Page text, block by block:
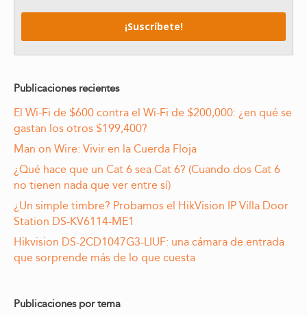
Publicaciones recientes
El Wi-Fi de $600 contra el Wi-Fi de $200,000: ¿en qué se
gastan los otros $199,400?
Man on Wire: Vivir en la Cuerda Floja
¿Qué hace que un Cat 6 sea Cat 6? (Cuando dos Cat 6
no tienen nada que ver entre sí)
¿Un simple timbre? Probamos el HikVision IP Villa Door
Station DS-KV6114-ME1
Hikvision DS-2CD1047G3-LIUF: una cámara de entrada
que sorprende más de lo que cuesta
Publicaciones por tema